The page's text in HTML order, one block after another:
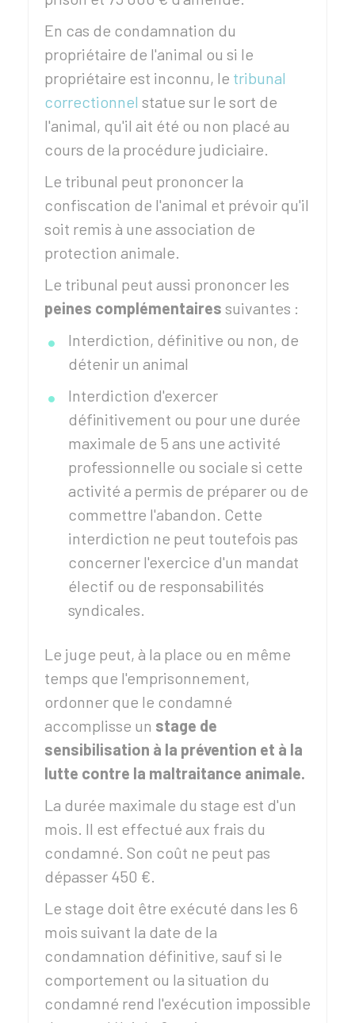
En cas de condamnation du
propriétaire de l'animal ou si le
propriétaire est inconnu, le tribunal
correctionnel statue sur le sort de
l'animal, qu'il ait été ou non placé au
cours de la procédure judiciaire.
Le tribunal peut prononcer la
confiscation de l'animal et prévoir qu'il
soit remis à une association de
protection animale.
Le tribunal peut aussi prononcer les
peines complémentaires suivantes :
Interdiction, définitive ou non, de
détenir un animal
Interdiction d'exercer
définitivement ou pour une durée
maximale de 5 ans une activité
professionnelle ou sociale si cette
activité a permis de préparer ou de
commettre l'abandon. Cette
interdiction ne peut toutefois pas
concerner l'exercice d'un mandat
électif ou de responsabilités
syndicales.
Le juge peut, à la place ou en même
temps que l'emprisonnement,
ordonner que le condamné
accomplisse un stage de
sensibilisation à la prévention et à la
lutte contre la maltraitance animale.
La durée maximale du stage est d'un
mois. Il est effectué aux frais du
condamné. Son coût ne peut pas
dépasser 450 €.
Le stage doit être exécuté dans les 6
mois suivant la date de la
condamnation définitive, sauf si le
comportement ou la situation du
condamné rend l'exécution impossible